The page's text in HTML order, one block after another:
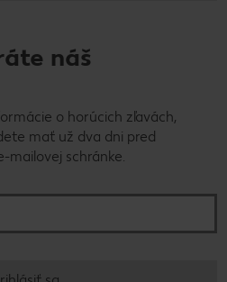
náš
o horúcich zľavách,
mať už dva dni pred
mailovej schránke.